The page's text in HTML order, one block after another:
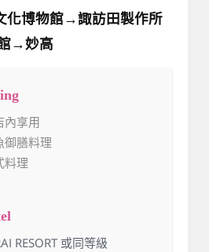
化博物館→諏訪田製作所
→妙高
內享用
御膳料理
料理
RESORT 或同等級